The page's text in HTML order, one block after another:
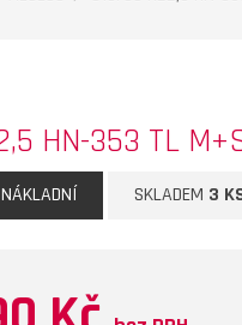
HN-353 TL
NÁKLADNÍ SKLADEM 3